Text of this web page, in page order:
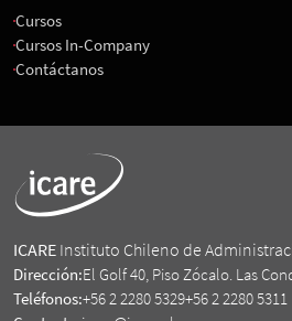
Cursos
Cursos In-Company
Contáctanos
ICARE Instituto Chileno de
Dirección:El Golf 40, Piso Zócalo. Las
Teléfonos:+56 2 2280 5329+56 2 2280 5311